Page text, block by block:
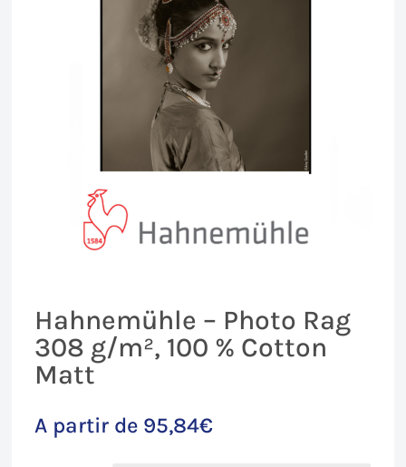
Hahnemühle – Photo Rag
308 g/m², 100 % Cotton
Matt
A partir de 95,84€